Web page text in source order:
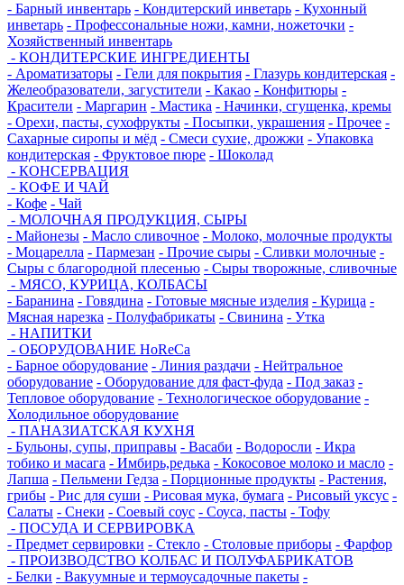
- Барный инвентарь - Кондитерский инветарь - Кухонный
инветарь - Профессональные ножи, камни, ножеточки -
Хозяйственный инвентарь
- КОНДИТЕРСКИЕ ИНГРЕДИЕНТЫ
- Ароматизаторы - Гели для покрытия - Глазурь кондитерская -
Желеобразователи, загустители - Какао - Конфитюры -
Красители - Маргарин - Мастика - Начинки, сгущенка, кремы
- Орехи, пасты, сухофрукты - Посыпки, украшения - Прочее -
Сахарные сиропы и мёд - Смеси сухие, дрожжи - Упаковка
кондитерская - Фруктовое пюре - Шоколад
- КОНСЕРВАЦИЯ
- КОФЕ И ЧАЙ
- Кофе - Чай
- МОЛОЧНАЯ ПРОДУКЦИЯ, СЫРЫ
- Майонезы - Масло сливочное - Молоко, молочные продукты
- Моцарелла - Пармезан - Прочие сыры - Сливки молочные -
Сыры с благородной плесенью - Сыры творожные, сливочные
- МЯСО, КУРИЦА, КОЛБАСЫ
- Баранина - Говядина - Готовые мясные изделия - Курица -
Мясная нарезка - Полуфабрикаты - Свинина - Утка
- НАПИТКИ
- ОБОРУДОВАНИЕ HoReCa
- Барное оборудование - Линия раздачи - Нейтральное
оборудование - Оборудование для фаст-фуда - Под заказ -
Тепловое оборудование - Технологическое оборудование -
Холодильное оборудование
- ПАНАЗИАТСКАЯ КУХНЯ
- Бульоны, супы, приправы - Васаби - Водоросли - Икра
тобико и масага - Имбирь,редька - Кокосовое молоко и масло -
Лапша - Пельмени Гедза - Порционные продукты - Растения,
грибы - Рис для суши - Рисовая мука, бумага - Рисовый уксус -
Салаты - Снеки - Соевый соус - Соуса, пасты - Тофу
- ПОСУДА И СЕРВИРОВКА
- Предмет сервировки - Стекло - Столовые приборы - Фарфор
- ПРОИЗВОДСТВО КОЛБАС И ПОЛУФАБРИКАТОВ
- Белки - Вакуумные и термоусадочные пакеты -